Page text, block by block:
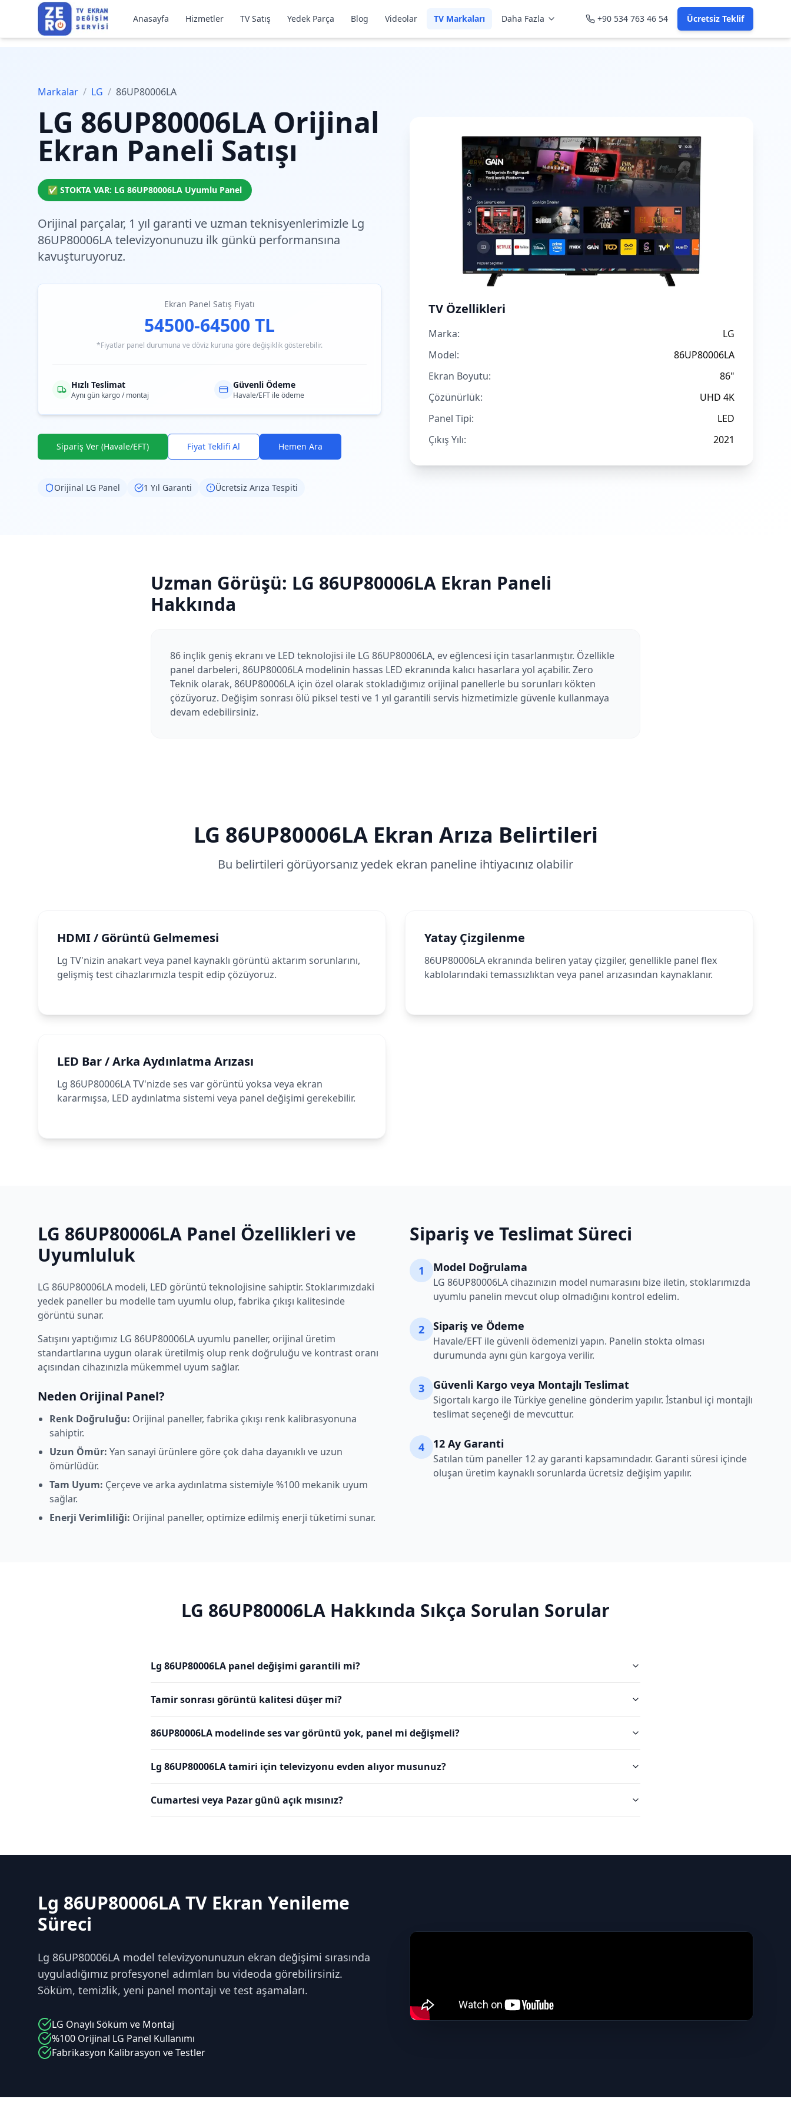
Anasayfa Hizmetler TV Satış Yedek Parça Blog Videolar TV Markaları Daha Fazla +90 534 763 46 54 Ücretsiz Teklif
Markalar / LG / 86UP80006LA
LG 86UP80006LA Orijinal
Ekran Paneli Satışı
✅ STOKTA VAR: LG 86UP80006LA Uyumlu Panel
Orijinal parçalar, 1 yıl garanti ve uzman teknisyenlerimizle Lg
86UP80006LA televizyonunuzu ilk günkü performansına
kavuşturuyoruz.
Ekran Panel Satış Fiyatı
54500-64500 TL
*Fiyatlar panel durumuna ve döviz kuruna göre değişiklik gösterebilir.
Hızlı Teslimat
Aynı gün kargo / montaj
Güvenli Ödeme
Havale/EFT ile ödeme
Sipariş Ver (Havale/EFT) Fiyat Teklifi Al Hemen Ara
Orijinal LG Panel 1 Yıl Garanti Ücretsiz Arıza Tespiti
TV Özellikleri
Marka:
LG
Model:
86UP80006LA
Ekran Boyutu:
86"
Çözünürlük:
UHD 4K
Panel Tipi:
LED
Çıkış Yılı:
2021
Uzman Görüşü: LG 86UP80006LA Ekran Paneli
Hakkında
86 inçlik geniş ekranı ve LED teknolojisi ile LG 86UP80006LA, ev eğlencesi için tasarlanmıştır. Özellikle
panel darbeleri, 86UP80006LA modelinin hassas LED ekranında kalıcı hasarlara yol açabilir. Zero
Teknik olarak, 86UP80006LA için özel olarak stokladığımız orijinal panellerle bu sorunları kökten
çözüyoruz. Değişim sonrası ölü piksel testi ve 1 yıl garantili servis hizmetimizle güvenle kullanmaya
devam edebilirsiniz.
LG 86UP80006LAEkran Arıza Belirtileri
Bu belirtileri görüyorsanız yedek ekran paneline ihtiyacınız olabilir
HDMI / Görüntü Gelmemesi
Lg TV'nizin anakart veya panel kaynaklı görüntü aktarım sorunlarını,
gelişmiş test cihazlarımızla tespit edip çözüyoruz.
Yatay Çizgilenme
86UP80006LA ekranında beliren yatay çizgiler, genellikle panel flex
kablolarındaki temassızlıktan veya panel arızasından kaynaklanır.
LED Bar / Arka Aydınlatma Arızası
Lg 86UP80006LA TV'nizde ses var görüntü yoksa veya ekran
kararmışsa, LED aydınlatma sistemi veya panel değişimi gerekebilir.
LG 86UP80006LA Panel Özellikleri ve
Uyumluluk
LG 86UP80006LA modeli, LED görüntü teknolojisine sahiptir. Stoklarımızdaki
yedek paneller bu modelle tam uyumlu olup, fabrika çıkışı kalitesinde
görüntü sunar.
Satışını yaptığımız LG 86UP80006LA uyumlu paneller, orijinal üretim
standartlarına uygun olarak üretilmiş olup renk doğruluğu ve kontrast oranı
açısından cihazınızla mükemmel uyum sağlar.
Neden Orijinal Panel?
Renk Doğruluğu: Orijinal paneller, fabrika çıkışı renk kalibrasyonuna
sahiptir.
Uzun Ömür: Yan sanayi ürünlere göre çok daha dayanıklı ve uzun
ömürlüdür.
Tam Uyum: Çerçeve ve arka aydınlatma sistemiyle %100 mekanik uyum
sağlar.
Enerji Verimliliği: Orijinal paneller, optimize edilmiş enerji tüketimi sunar.
Sipariş ve Teslimat Süreci
1 Model Doğrulama
LG 86UP80006LA cihazınızın model numarasını bize iletin, stoklarımızda
uyumlu panelin mevcut olup olmadığını kontrol edelim.
2 Sipariş ve Ödeme
Havale/EFT ile güvenli ödemenizi yapın. Panelin stokta olması
durumunda aynı gün kargoya verilir.
3 Güvenli Kargo veya Montajlı Teslimat
Sigortalı kargo ile Türkiye geneline gönderim yapılır. İstanbul içi montajlı
teslimat seçeneği de mevcuttur.
4 12 Ay Garanti
Satılan tüm paneller 12 ay garanti kapsamındadır. Garanti süresi içinde
oluşan üretim kaynaklı sorunlarda ücretsiz değişim yapılır.
LG 86UP80006LA Hakkında Sıkça Sorulan Sorular
Lg 86UP80006LA panel değişimi garantili mi?
Tamir sonrası görüntü kalitesi düşer mi?
86UP80006LA modelinde ses var görüntü yok, panel mi değişmeli?
Lg 86UP80006LA tamiri için televizyonu evden alıyor musunuz?
Cumartesi veya Pazar günü açık mısınız?
Lg 86UP80006LA TV Ekran Yenileme
Süreci
Lg 86UP80006LA model televizyonunuzun ekran değişimi sırasında
uyguladığımız profesyonel adımları bu videoda görebilirsiniz.
Söküm, temizlik, yeni panel montajı ve test aşamaları.
LG Onaylı Söküm ve Montaj
%100 Orijinal LG Panel Kullanımı
Fabrikasyon Kalibrasyon ve Testler